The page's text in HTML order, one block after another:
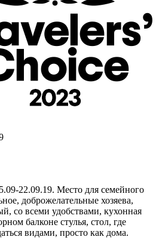
доме - пансионате
Олег о пансионате Лазурный
в восторге и уже
22.09.19. Место для семейного
доброжелательные хозяева,
cо всеми удобствами, кухонная
балконе стулья, стол, где
видами, просто как дома.